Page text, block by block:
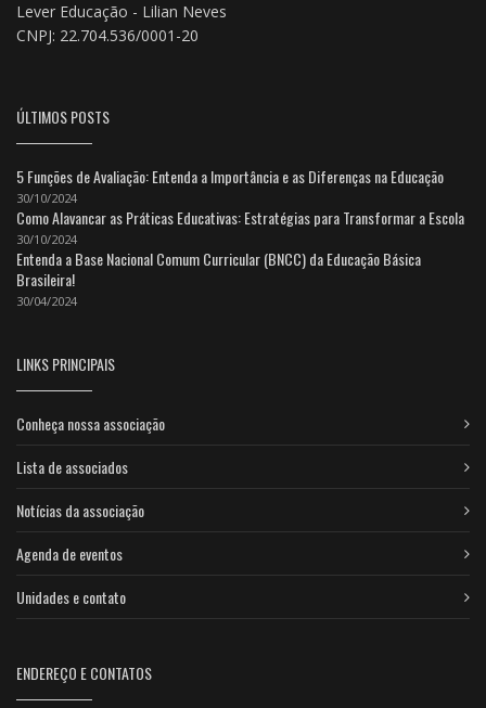
Lever Educação - Lilian Neves
CNPJ: 22.704.536/0001-20
ÚLTIMOS POSTS
5 Funções de Avaliação: Entenda a Importância e as Diferenças na Educação
30/10/2024
Como Alavancar as Práticas Educativas: Estratégias para Transformar a Escola
30/10/2024
Entenda a Base Nacional Comum Curricular (BNCC) da Educação Básica
Brasileira!
30/04/2024
LINKS PRINCIPAIS
Conheça nossa associação
Lista de associados
Notícias da associação
Agenda de eventos
Unidades e contato
ENDEREÇO E CONTATOS